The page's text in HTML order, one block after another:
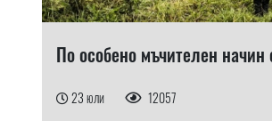
По особено мъчителен начин
23 юли 12057